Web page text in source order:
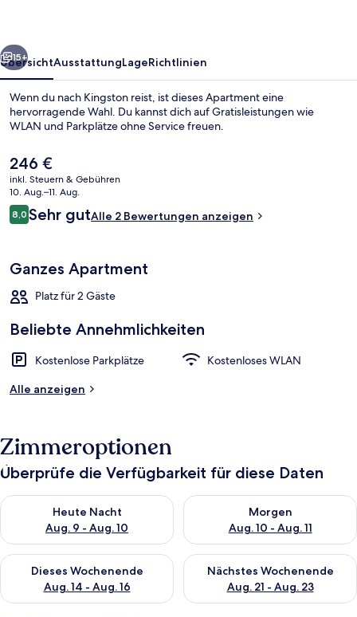
Weiter
15+
ÜbersichtAusstattungLageRichtlinien
Wenn du nach Kingston reist, ist dieses Apartment eine
hervorragende Wahl. Du kannst dich auf Gratisleistungen wie
WLAN und Parkplätze ohne Service freuen.
Der
aktuelle
Preis
beträgt
246 €.
246 €
inkl. Steuern & Gebühren
10. Aug.–11. Aug.
Bewertungen
8,08,0 von 10.
Sehr gutAlle 2 Bewertungen anzeigen
Ganzes Apartment
Platz für 2 Gäste
Beliebte Annehmlichkeiten
Kostenlose Parkplätze
Kostenloses WLAN
Alle anzeigen
Zimmeroptionen
Überprüfe die Verfügbarkeit für diese Daten
Heute Nacht
Aug. 9 - Aug. 10
Überprüfe die Verfügbarkeit für heute Nacht, Aug. 9 - Aug.
Morgen
Aug. 10 - Aug. 11
Überprüfe die Verfügbarkeit
Dieses Wochenende
Aug. 14 - Aug. 16
Überprüfe die Verfügbarkeit für dieses Wochenende, Aug. 14
Nächstes Wochenende
Aug. 21 - Aug. 23
Überprüfe die Verfügbarkeit